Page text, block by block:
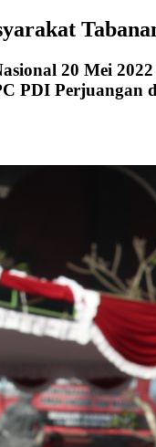
20 Mei
PDI Perjuangan